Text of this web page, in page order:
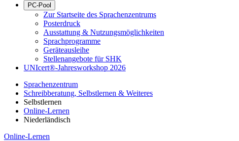
PC-Pool
Zur Startseite des Sprachenzentrums
Posterdruck
Ausstattung & Nutzungsmöglichkeiten
Sprachprogramme
Geräteausleihe
Stellenangebote für SHK
UNIcert®-Jahresworkshop 2026
Sprachenzentrum
Schreibberatung, Selbstlernen & Weiteres
Selbstlernen
Online-Lernen
Niederländisch
Online-Lernen